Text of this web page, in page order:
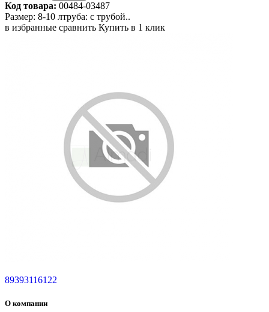
Код товара: 00484-03487
Размер: 8-10 лтруба: с трубой..
в избранные сравнить Купить в 1 клик
89393116122
О компании